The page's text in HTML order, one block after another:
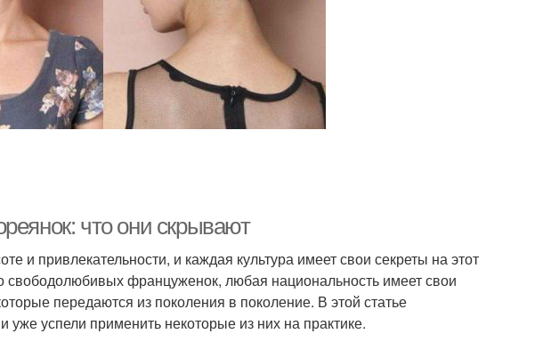
что они скрывают
и привлекательности, и каждая культура имеет свои секреты на этот
свободолюбивых француженок, любая национальность имеет свои
передаются из поколения в поколение. В этой статье
успели применить некоторые из них на практике.